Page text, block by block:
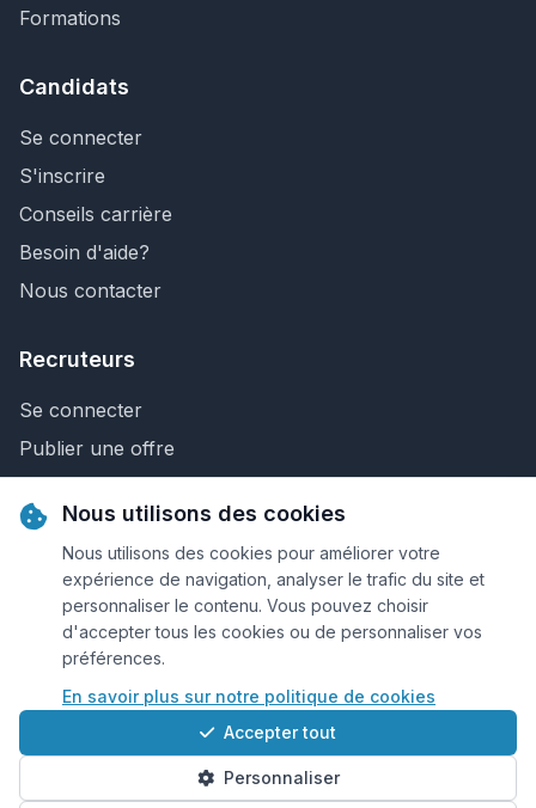
Formations
Candidats
Se connecter
S'inscrire
Conseils carrière
Besoin d'aide?
Nous contacter
Recruteurs
Se connecter
Publier une offre
Nous contacter
© 2026 Keejob.com. Tous droits réservés.
Conditions et règlement
Cookies
Qui sommes-nous?
Nous utilisons des cookies
Nous utilisons des cookies pour améliorer votre
expérience de navigation, analyser le trafic du site et
personnaliser le contenu. Vous pouvez choisir
d'accepter tous les cookies ou de personnaliser vos
préférences.
En savoir plus sur notre politique de cookies
Accepter tout
Personnaliser